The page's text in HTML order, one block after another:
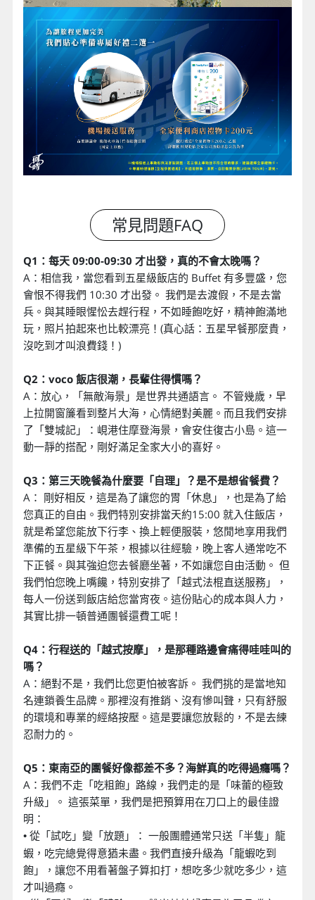
Q1：每天 09:00-09:30 才出發，真的不會太晚嗎？
A：相信我，當您看到五星級飯店的 Buffet 有多豐盛，您
會恨不得我們 10:30 才出發。 我們是去渡假，不是去當
兵。與其睡眼惺忪去趕行程，不如睡飽吃好，精神飽滿地
玩，照片拍起來也比較漂亮！(真心話：五星早餐那麼貴，
沒吃到才叫浪費錢！)
Q2：voco 飯店很潮，長輩住得慣嗎？
A：放心，「無敵海景」是世界共通語言。 不管幾歲，早
上拉開窗簾看到整片大海，心情絕對美麗。而且我們安排
了「雙城記」：峴港住摩登海景，會安住復古小島。這一
動一靜的搭配，剛好滿足全家大小的喜好。
Q3：第三天晚餐為什麼要「自理」？是不是想省餐費？
A： 剛好相反，這是為了讓您的胃「休息」，也是為了給
您真正的自由。我們特別安排當天約15:00 就入住飯店，
就是希望您能放下行李、換上輕便服裝，悠閒地享用我們
準備的五星級下午茶，根據以往經驗，晚上客人通常吃不
下正餐。與其強迫您去餐廳坐著，不如讓您自由活動。 但
我們怕您晚上嘴饞，特別安排了「越式法棍直送服務」，
每人一份送到飯店給您當宵夜。這份貼心的成本與人力，
其實比排一頓普通團餐還費工呢！
Q4：行程送的「越式按摩」，是那種路邊會痛得哇哇叫的
嗎？
A：絕對不是，我們比您更怕被客訴。 我們挑的是當地知
名連鎖養生品牌。那裡沒有推銷、沒有慘叫聲，只有舒服
的環境和專業的經絡按壓。這是要讓您放鬆的，不是去練
忍耐力的。
Q5：東南亞的團餐好像都差不多？海鮮真的吃得過癮嗎？
A：我們不走「吃粗飽」路線，我們走的是「味蕾的極致
升級」。 這張菜單，我們是把預算用在刀口上的最佳證
明：
• 從「試吃」變「放題」： 一般團體通常只送「半隻」龍
蝦，吃完總覺得意猶未盡。我們直接升級為「龍蝦吃到
飽」，讓您不用看著盤子算扣打，想吃多少就吃多少，這
才叫過癮。